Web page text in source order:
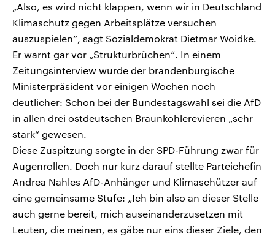
„Also, es wird nicht klappen, wenn wir in Deutschland
Klimaschutz gegen Arbeitsplätze versuchen
auszuspielen“, sagt Sozialdemokrat Dietmar Woidke.
Er warnt gar vor „Strukturbrüchen“. In einem
Zeitungsinterview wurde der brandenburgische
Ministerpräsident vor einigen Wochen noch
deutlicher: Schon bei der Bundestagswahl sei die AfD
in allen drei ostdeutschen Braunkohlerevieren „sehr
stark“ gewesen.
Diese Zuspitzung sorgte in der SPD-Führung zwar für
Augenrollen. Doch nur kurz darauf stellte Parteichefin
Andrea Nahles AfD-Anhänger und Klimaschützer auf
eine gemeinsame Stufe: „Ich bin also an dieser Stelle
auch gerne bereit, mich auseinanderzusetzen mit
Leuten, die meinen, es gäbe nur eins dieser Ziele, den